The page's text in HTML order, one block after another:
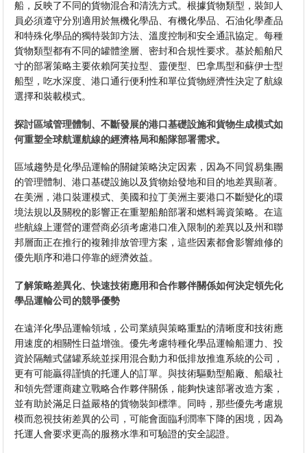
船，反映了不同的貨物混合和清洗方式。根據貨物類型，裝卸人
員必須遵守分別適用於無機化學品、有機化學品、石油化學產品
和特殊化學品的獨特裝卸方法、溫度控制和安全通訊協定。每種
貨物類型都有不同的罐體塗層、密封和合規性要求。基於船舶尺
寸的部署策略主要依賴阿芙拉型、靈便型、巴拿馬型和蘇伊士型
船型，吃水深度、港口通行便利性和單位貨物經濟性決定了航線
選擇和裝載模式。
探討區域管理體制、不斷發展的港口基礎設施和貨物生成模式如
何重塑全球航運航線的經濟格局和船隊部署需求。
區域趨勢是化學品運輸的關鍵策略決定因素，因為不同貿易集團
的管理體制、港口基礎設施以及貨物始發地和目的地差異顯著。
在美洲，港口裝運模式、美國和拉丁美洲主要港口不斷變化的環
境法規以及關稅的影響正在重塑船舶部署和燃料籌資策略。在這
些航線上運營的運營商必須考慮港口准入限制的差異以及州和聯
邦層面正在推行的複雜排放管理方案，這些因素都會影響維修的
優先順序和港口停靠的經濟效益。
了解策略差異化、快速技術應用和合作夥伴關係如何決定領先化
學品運輸公司的競爭優勢
在遠洋化學品運輸領域，公司業績與策略重點的清晰度和技術應
用速度的相關性日益增強。優先考慮特種化學品運輸船運力、投
資於隔離式儲罐系統並採用混合動力和低排放推進系統的公司，
更有可能贏得謹慎的托運人的訂單。與技術驅動型船廠、船級社
和領先營運商建立戰略合作夥伴關係，能夠快速部署改造方案，
並有助於滿足日益嚴格的貨物裝卸標準。同時，那些優先考慮規
模而忽視技術差異的公司，可能會面臨利潤率下降的困境，因為
托運人會要求更高的服務水準和可驗證的安全認證。